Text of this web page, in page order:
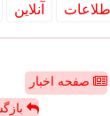
آنلاین
صفحه اخبار